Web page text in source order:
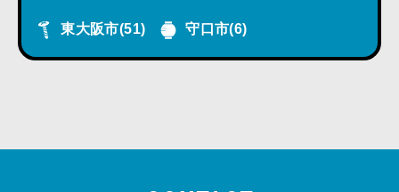
東大阪市(51) 守口市(6)